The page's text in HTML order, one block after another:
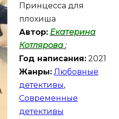
Принцесса для
плохиша
Автор: Екатерина
Котлярова ;
Год написания: 2021
Жанры: Любовные
детективы,
Современные
детективы